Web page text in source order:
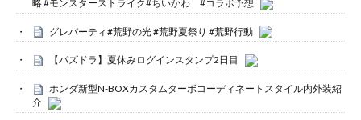
略 #モンスターストライク#ちいかわ #コラボ予想
グレパーティ#荒野の光 #荒野夏祭り #荒野行動
【パズドラ】夏休みログインスタンプ2日目
ホンダ新型N-BOXカスタムターボコーディネートスタイル内外装紹
介